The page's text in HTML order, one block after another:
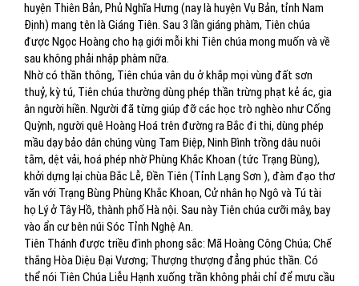
huyện Thiên Bản, Phủ Nghĩa Hưng (nay là huyện Vụ Bản, tỉnh Nam
Định) mang tên là Giáng Tiên. Sau 3 lần giáng phàm, Tiên chúa
được Ngọc Hoàng cho hạ giới mỗi khi Tiên chúa mong muốn và về
sau không phải nhập phàm nữa.
Nhờ có thần thông, Tiên chúa vân du ở khắp mọi vùng đất sơn
thuỷ, kỳ tú, Tiên chúa thường dùng phép thần trừng phạt kẻ ác, gia
ân người hiền. Người đã từng giúp đỡ các học trò nghèo như Cống
Quỳnh, người quê Hoàng Hoá trên đường ra Bắc đi thi, dùng phép
mầu dạy bảo dân chúng vùng Tam Điệp, Ninh Bình trồng dâu nuôi
tằm, dệt vải, hoá phép nhờ Phùng Khắc Khoan (tức Trạng Bùng),
khởi dựng lại chùa Bắc Lễ, Đền Tiên (Tỉnh Lạng Sơn ), đàm đạo thơ
văn với Trạng Bùng Phùng Khắc Khoan, Cử nhân họ Ngô và Tú tài
họ Lý ở Tây Hồ, thành phố Hà nội. Sau này Tiên chúa cưỡi mây, bay
vào ẩn cư bên núi Sóc Tỉnh Nghệ An.
Tiên Thánh được triều đình phong sắc: Mã Hoàng Công Chúa; Chế
thắng Hòa Diệu Đại Vương; Thượng thượng đẳng phúc thần. Có
thể nói Tiên Chúa Liễu Hạnh xuống trần không phải chỉ để mưu cầu